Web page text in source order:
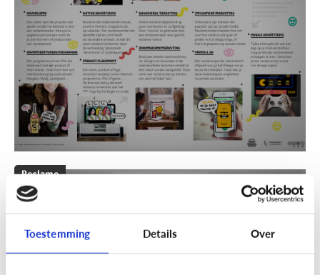
Toestemming Details Over
Reclame
[Klik & Print]